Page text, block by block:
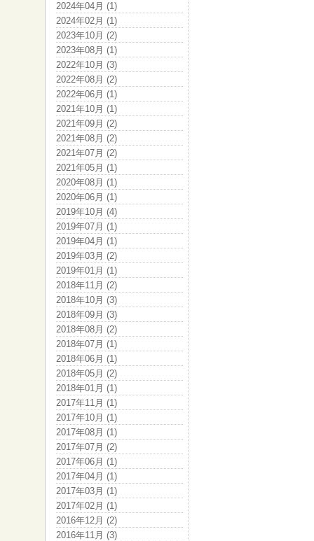
2024年04月 (1)
2024年02月 (1)
2023年10月 (2)
2023年08月 (1)
2022年10月 (3)
2022年08月 (2)
2022年06月 (1)
2021年10月 (1)
2021年09月 (2)
2021年08月 (2)
2021年07月 (2)
2021年05月 (1)
2020年08月 (1)
2020年06月 (1)
2019年10月 (4)
2019年07月 (1)
2019年04月 (1)
2019年03月 (2)
2019年01月 (1)
2018年11月 (2)
2018年10月 (3)
2018年09月 (3)
2018年08月 (2)
2018年07月 (1)
2018年06月 (1)
2018年05月 (2)
2018年01月 (1)
2017年11月 (1)
2017年10月 (1)
2017年08月 (1)
2017年07月 (2)
2017年06月 (1)
2017年04月 (1)
2017年03月 (1)
2017年02月 (1)
2016年12月 (2)
2016年11月 (3)